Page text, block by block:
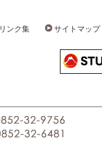
リンク集 サイトマップ